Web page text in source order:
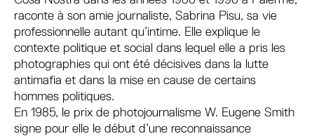
raconte à son amie journaliste, Sabrina Pisu, sa vie
professionnelle autant qu’intime. Elle explique le
contexte politique et social dans lequel elle a pris les
photographies qui ont été décisives dans la lutte
antimafia et dans la mise en cause de certains
hommes politiques.
En 1985, le prix de photojournalisme W. Eugene Smith
signe pour elle le début d’une reconnaissance